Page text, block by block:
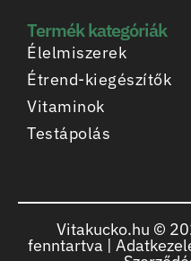
Termék kategóriák
Élelmiszerek
Étrend-kiegészítők
Vitaminok
Testápolás
Vitakucko.hu ©
fenntartva |